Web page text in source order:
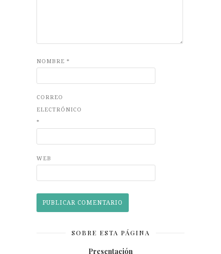
NOMBRE *
CORREO
ELECTRÓNICO
*
WEB
SOBRE ESTA PÁGINA
Presentación